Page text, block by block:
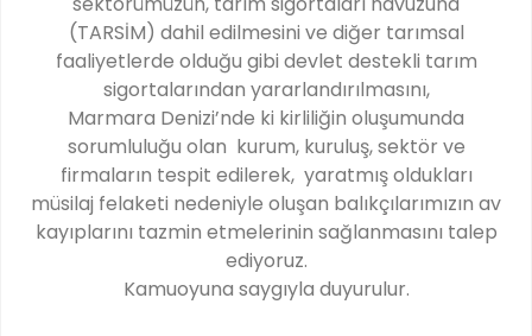
(TARSİM) dahil edilmesini ve diğer tarımsal
faaliyetlerde olduğu gibi devlet destekli tarım
sigortalarından yararlandırılmasını,
Marmara Denizi’nde ki kirliliğin oluşumunda
sorumluluğu olan kurum, kuruluş, sektör ve
firmaların tespit edilerek, yaratmış oldukları
müsilaj felaketi nedeniyle oluşan balıkçılarımızın av
kayıplarını tazmin etmelerinin sağlanmasını talep
ediyoruz.
Kamuoyuna saygıyla duyurulur.